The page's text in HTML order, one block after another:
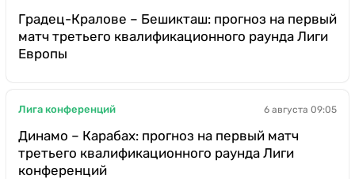
Градец-Кралове – Бешикташ: прогноз на первый
матч третьего квалификационного раунда Лиги
Европы
Лига конференций 6 августа 09:05
Динамо – Карабах: прогноз на первый матч
третьего квалификационного раунда Лиги
конференций